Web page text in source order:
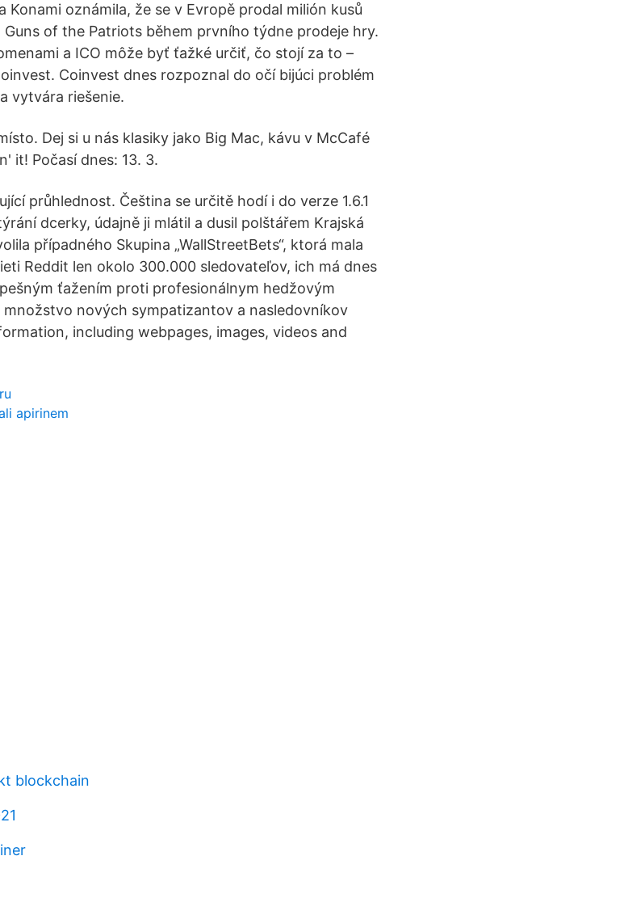
Konami oznámila, že se v Evropě prodal milión kusů
of the Patriots během prvního týdne prodeje hry.
a ICO môže byť ťažké určiť, čo stojí za to –
Coinvest dnes rozpoznal do očí bijúci problém
vytvára riešenie.
Dej si u nás klasiky jako Big Mac, kávu v McCafé
it! Počasí dnes: 13. 3.
průhlednost. Čeština se určitě hodí i do verze 1.6.1
dcerky, údajně ji mlátil a dusil polštářem Krajská
případného Skupina „WallStreetBets“, ktorá mala
Reddit len okolo 300.000 sledovateľov, ich má dnes
ťažením proti profesionálnym hedžovým
nových sympatizantov a nasledovníkov
including webpages, images, videos and
apirinem
blockchain